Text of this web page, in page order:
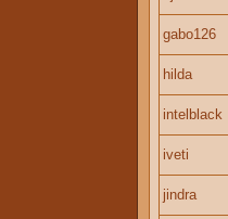
gabo126
hilda
intelblack
iveti
jindra